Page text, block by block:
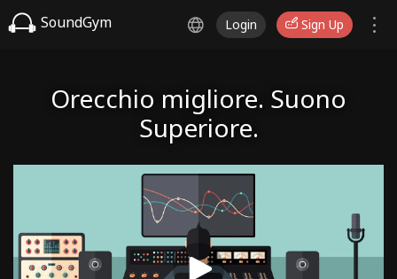
SoundGym Login Sign Up
Orecchio migliore. Suono
Superiore.